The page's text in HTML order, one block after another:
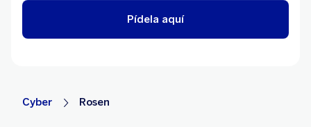
Pídela aquí
Cyber Rosen